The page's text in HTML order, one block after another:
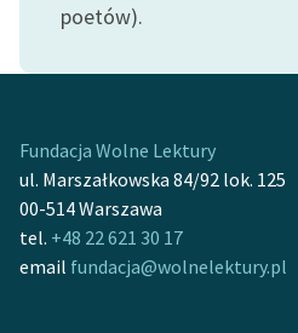
Odkurzamy bohaterów
Szkoła Poezji Wolnych
O nas
Kontakt
O projekcie
poetów).
Fundacja Wolne Lektury
ul. Marszałkowska 84/92 lok. 125
00-514 Warszawa
tel. +48 22 621 30 17
email fundacja@wolnelektury.pl